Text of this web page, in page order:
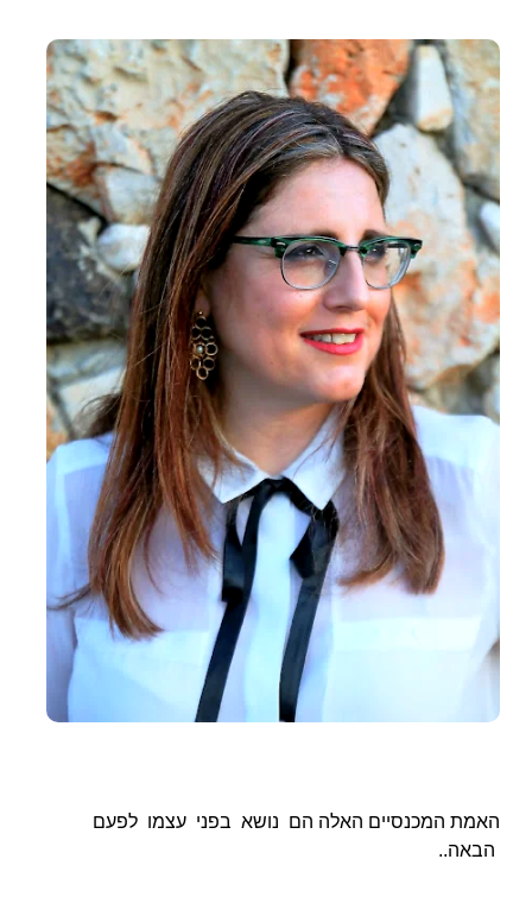
האמת המכנסיים האלה הם נושא בפני עצמו לפעם
הבאה..